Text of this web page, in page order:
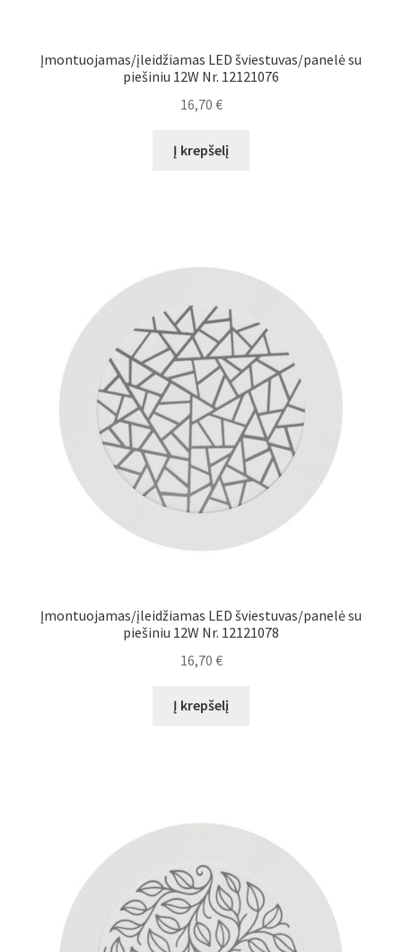
Įmontuojamas/įleidžiamas LED šviestuvas/panelė su
piešiniu 12W Nr. 12121076
16,70 €
Į krepšelį
Įmontuojamas/įleidžiamas LED šviestuvas/panelė su
piešiniu 12W Nr. 12121078
16,70 €
Į krepšelį